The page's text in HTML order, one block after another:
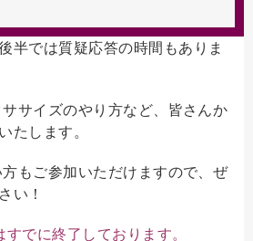
半では質疑応答の時間もありま
サイズのやり方など、皆さんか
たします。
もご参加いただけますので、ぜ
い！
でに終了しております。